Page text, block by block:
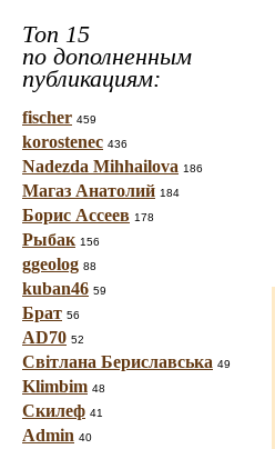
Топ 15
по дополненным
публикациям:
fischer 459
korostenec 436
Nadezda Mihhailova 186
Магаз Анатолий 184
Борис Ассеев 178
Рыбак 156
ggeolog 88
kuban46 59
Брат 56
AD70 52
Світлана Бериславська 49
Klimbim 48
Скилеф 41
Admin 40